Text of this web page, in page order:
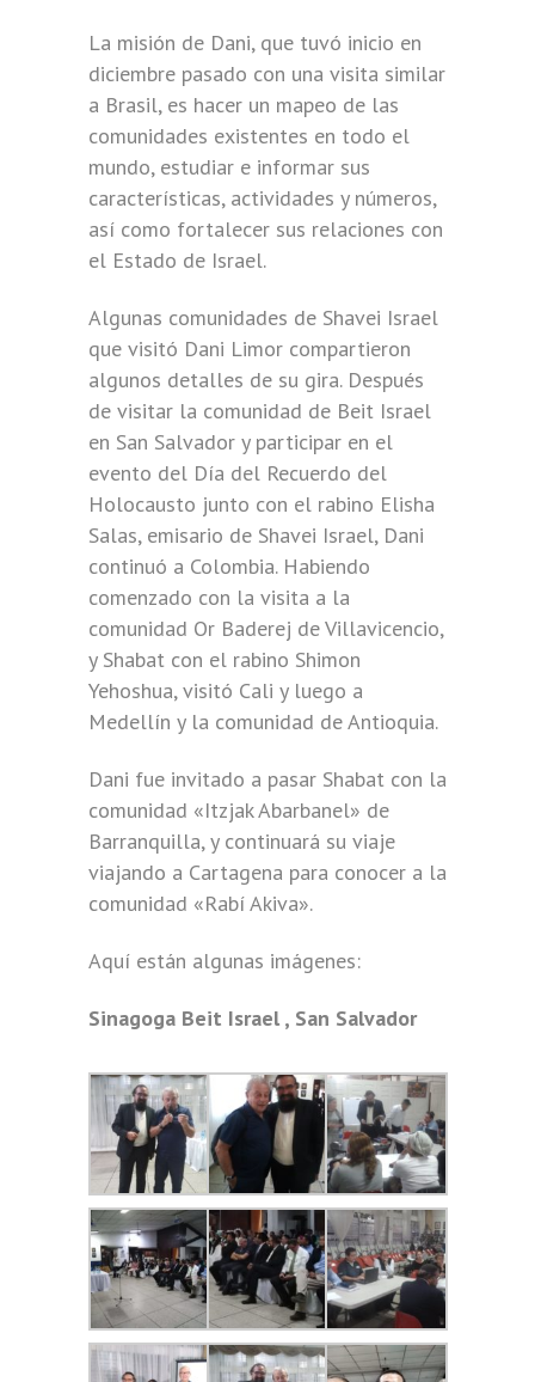
La misión de Dani, que tuvó inicio en
diciembre pasado con una visita similar
a Brasil, es hacer un mapeo de las
comunidades existentes en todo el
mundo, estudiar e informar sus
características, actividades y números,
así como fortalecer sus relaciones con
el Estado de Israel.
Algunas comunidades de Shavei Israel
que visitó Dani Limor compartieron
algunos detalles de su gira. Después
de visitar la comunidad de Beit Israel
en San Salvador y participar en el
evento del Día del Recuerdo del
Holocausto junto con el rabino Elisha
Salas, emisario de Shavei Israel, Dani
continuó a Colombia. Habiendo
comenzado con la visita a la
comunidad Or Baderej de Villavicencio,
y Shabat con el rabino Shimon
Yehoshua, visitó Cali y luego a
Medellín y la comunidad de Antioquia.
Dani fue invitado a pasar Shabat con la
comunidad «Itzjak Abarbanel» de
Barranquilla, y continuará su viaje
viajando a Cartagena para conocer a la
comunidad «Rabí Akiva».
Aquí están algunas imágenes:
Sinagoga Beit Israel , San Salvador